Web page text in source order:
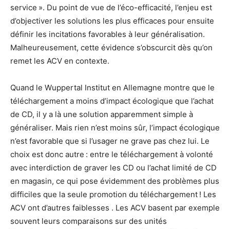
service ». Du point de vue de l’éco-efficacité, l’enjeu est
d’objectiver les solutions les plus efficaces pour ensuite
définir les incitations favorables à leur généralisation.
Malheureusement, cette évidence s’obscurcit dès qu’on
remet les ACV en contexte.
Quand le Wuppertal Institut en Allemagne montre que le
téléchargement a moins d’impact écologique que l’achat
de CD, il y a là une solution apparemment simple à
généraliser. Mais rien n’est moins sûr, l’impact écologique
n’est favorable que si l’usager ne grave pas chez lui. Le
choix est donc autre : entre le téléchargement à volonté
avec interdiction de graver les CD ou l’achat limité de CD
en magasin, ce qui pose évidemment des problèmes plus
difficiles que la seule promotion du téléchargement ! Les
ACV ont d’autres faiblesses . Les ACV basent par exemple
souvent leurs comparaisons sur des unités